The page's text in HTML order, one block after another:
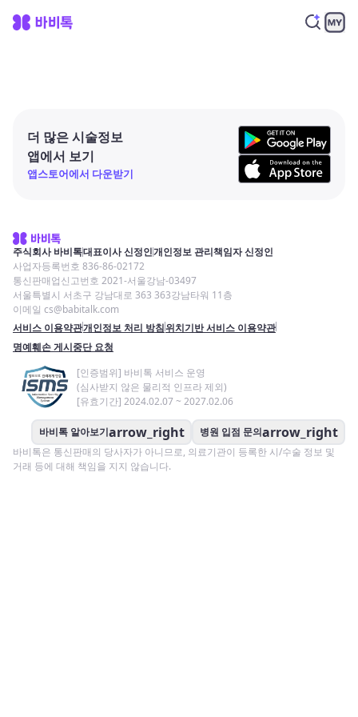
더 많은 시술정보
앱에서 보기
앱스토어에서 다운받기
주식회사 바비톡대표이사 신정인개인정보 관리책임자 신정인
사업자등록번호 836-86-02172
통신판매업신고번호 2021-서울강남-03497
서울특별시 서초구 강남대로 363 363강남타워 11층
이메일 cs@babitalk.com
서비스 이용약관개인정보 처리 방침위치기반 서비스 이용약관
명예훼손 게시중단 요청
[인증범위] 바비톡 서비스 운영
(심사받지 않은 물리적 인프라 제외)
[유효기간] 2024.02.07 ~ 2027.02.06
바비톡 알아보기arrow_right 병원 입점 문의arrow_right
바비톡은 통신판매의 당사자가 아니므로, 의료기관이 등록한 시/수술 정보 및
거래 등에 대해 책임을 지지 않습니다.